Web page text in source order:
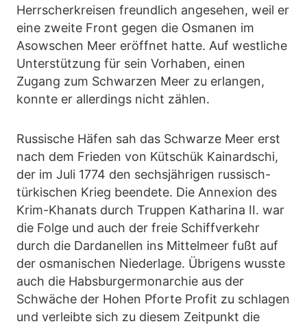
Herrscherkreisen freundlich angesehen, weil er
eine zweite Front gegen die Osmanen im
Asowschen Meer eröffnet hatte. Auf westliche
Unterstützung für sein Vorhaben, einen
Zugang zum Schwarzen Meer zu erlangen,
konnte er allerdings nicht zählen.
Russische Häfen sah das Schwarze Meer erst
nach dem Frieden von Kütschük Kainardschi,
der im Juli 1774 den sechsjährigen russisch-
türkischen Krieg beendete. Die Annexion des
Krim-Khanats durch Truppen Katharina II. war
die Folge und auch der freie Schiffverkehr
durch die Dardanellen ins Mittelmeer fußt auf
der osmanischen Niederlage. Übrigens wusste
auch die Habsburgermonarchie aus der
Schwäche der Hohen Pforte Profit zu schlagen
und verleibte sich zu diesem Zeitpunkt die